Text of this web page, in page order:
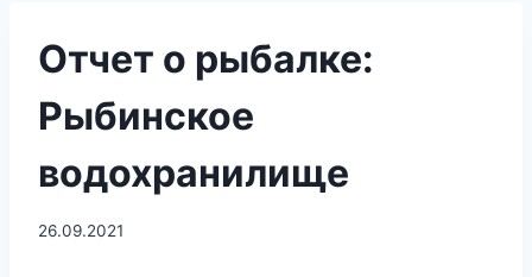
Отчет о рыбалке:
Рыбинское
водохранилище
26.09.2021